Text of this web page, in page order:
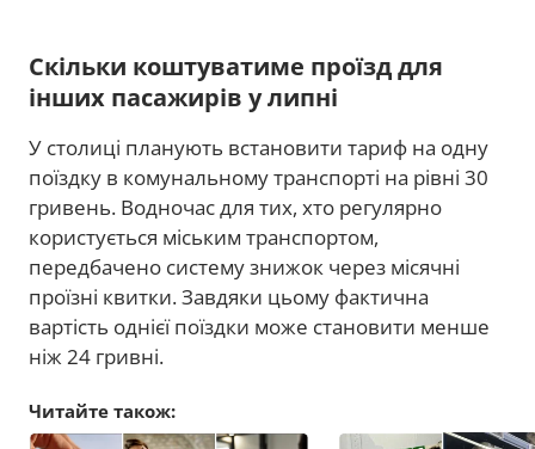
Скільки коштуватиме проїзд для
інших пасажирів у липні
У столиці планують встановити тариф на одну
поїздку в комунальному транспорті на рівні 30
гривень. Водночас для тих, хто регулярно
користується міським транспортом,
передбачено систему знижок через місячні
проїзні квитки. Завдяки цьому фактична
вартість однієї поїздки може становити менше
ніж 24 гривні.
Читайте також: